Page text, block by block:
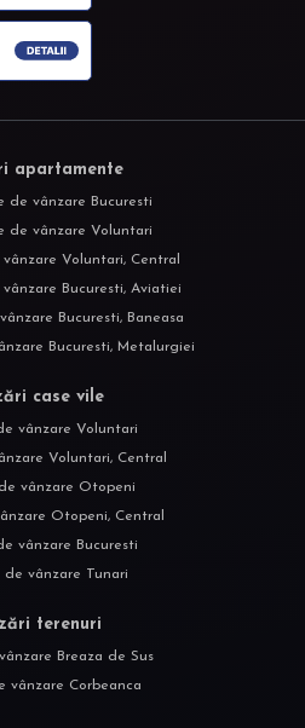
apartamente
de vânzare Bucuresti
de vânzare Voluntari
Voluntari, Central
Bucuresti, Aviatiei
Bucuresti, Baneasa
Bucuresti, Metalurgiei
case vile
vânzare Voluntari
Voluntari, Central
vânzare Otopeni
Otopeni, Central
vânzare Bucuresti
de vânzare Tunari
terenuri
Breaza de Sus
vânzare Corbeanca